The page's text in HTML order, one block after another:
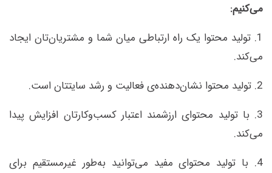
می‌کنیم:
1. تولید محتوا یک راه ارتباطی میان شما و مشتریان‌تان ایجاد
می‌کند.
2. تولید محتوا نشان‌دهنده‌ی فعالیت و رشد سایتتان است.
3. با تولید محتوای ارزشمند اعتبار کسب‌وکارتان افزایش پیدا
می‌کند.
4. با تولید محتوای مفید می‌توانید به‌طور غیرمستقیم برای